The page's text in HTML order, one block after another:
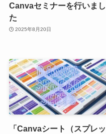
Canvaセミナーを行いまし
た
2025年8月20日
「Canvaシート（スプレッ